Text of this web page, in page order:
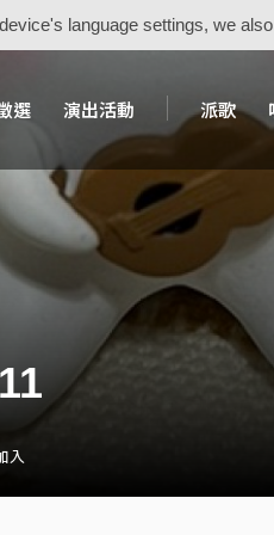
language settings, we
選 演出活動 派歌
入